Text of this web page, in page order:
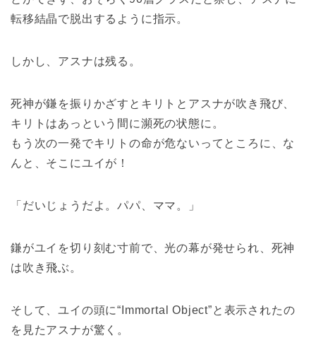
転移結晶で脱出するように指示。
しかし、アスナは残る。
死神が鎌を振りかざすとキリトとアスナが吹き飛び、
キリトはあっという間に瀕死の状態に。
もう次の一発でキリトの命が危ないってところに、な
んと、そこにユイが！
「だいじょうだよ。パパ、ママ。」
鎌がユイを切り刻む寸前で、光の幕が発せられ、死神
は吹き飛ぶ。
そして、ユイの頭に“Immortal Object”と表示されたの
を見たアスナが驚く。